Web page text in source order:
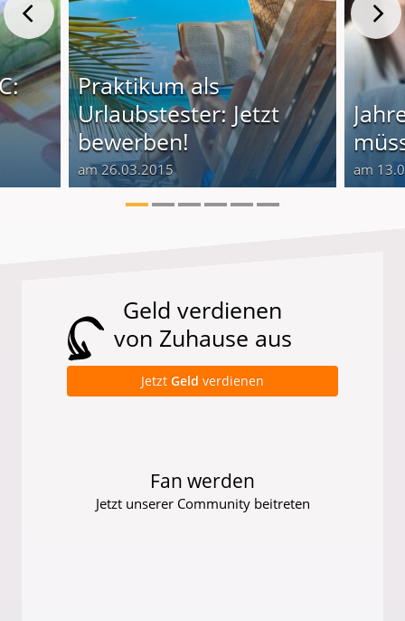
Praktikum als
Urlaubstester: Jetzt
bewerben!
am 26.03.2015 am
Geld verdienen
von Zuhause aus
Jetzt Geld verdienen
Fan werden
Jetzt unserer Community beitreten